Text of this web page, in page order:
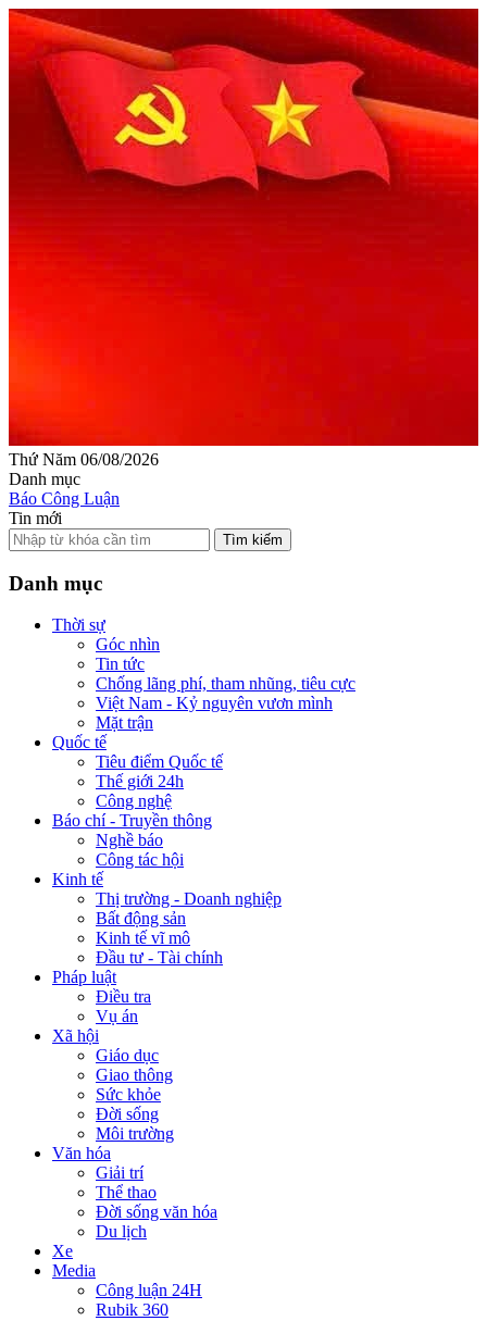
Thứ Năm 06/08/2026
Danh mục
Báo Công Luận
Tin mới
Tìm kiếm
Danh mục
Thời sự
Góc nhìn
Tin tức
Chống lãng phí, tham nhũng, tiêu cực
Việt Nam - Kỷ nguyên vươn mình
Mặt trận
Quốc tế
Tiêu điểm Quốc tế
Thế giới 24h
Công nghệ
Báo chí - Truyền thông
Nghề báo
Công tác hội
Kinh tế
Thị trường - Doanh nghiệp
Bất động sản
Kinh tế vĩ mô
Đầu tư - Tài chính
Pháp luật
Điều tra
Vụ án
Xã hội
Giáo dục
Giao thông
Sức khỏe
Đời sống
Môi trường
Văn hóa
Giải trí
Thể thao
Đời sống văn hóa
Du lịch
Xe
Media
Công luận 24H
Rubik 360